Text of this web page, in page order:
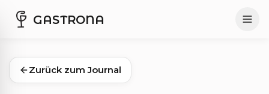
GASTRONA
Zurück zum Journal